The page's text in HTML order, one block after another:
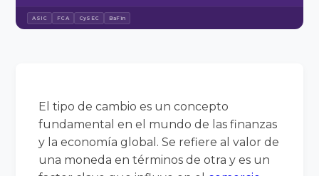
ASIC FCA CySEC BaFin
El tipo de cambio es un concepto
fundamental en el mundo de las finanzas
y la economía global. Se refiere al valor de
una moneda en términos de otra y es un